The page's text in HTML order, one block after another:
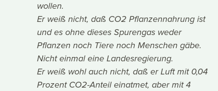
wollen.
Er weiß nicht, daß CO2 Pflanzennahrung ist
und es ohne dieses Spurengas weder
Pflanzen noch Tiere noch Menschen gäbe.
Nicht einmal eine Landesregierung.
Er weiß wohl auch nicht, daß er Luft mit 0,04
Prozent CO2-Anteil einatmet, aber mit 4